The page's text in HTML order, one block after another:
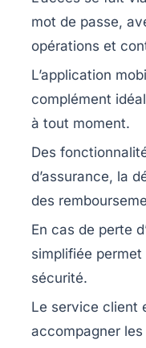
mot de passe,
opérations et
L’application
complément
à tout moment.
Des
d’assurance, la
des
En cas de perte
simplifiée permet
sécurité.
Le service client
accompagner